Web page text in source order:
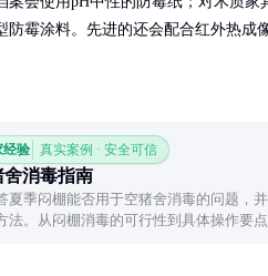
霉涂料。先进的还会配合红外热成
经验 真实案例 · 安全可信
舍消毒指南
夏季闷棚能否用于空猪舍消毒的问题，
法。从闷棚消毒的可行性到具体操作要